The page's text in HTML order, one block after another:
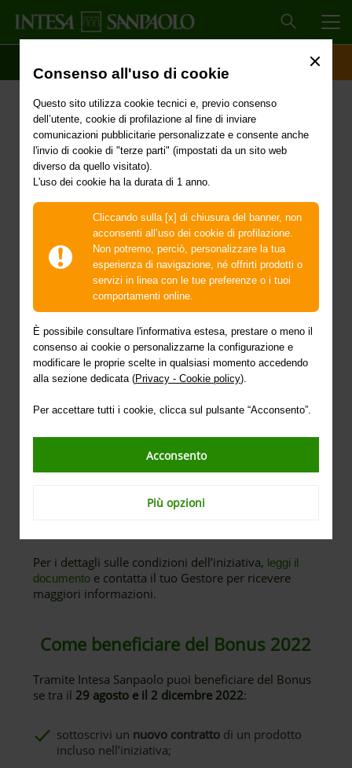
Consenso all'uso di cookie
Questo sito utilizza cookie tecnici e, previo consenso
dell’utente, cookie di profilazione al fine di inviare
comunicazioni pubblicitarie personalizzate e consente anche
l'invio di cookie di "terze parti" (impostati da un sito web
diverso da quello visitato).
L'uso dei cookie ha la durata di 1 anno.
Cliccando sulla [x] di chiusura del banner, non
acconsenti all’uso dei cookie di profilazione.
Non potremo, perciò, personalizzare la tua
esperienza di navigazione, né offrirti prodotti o
servizi in linea con le tue preferenze o i tuoi
comportamenti online.
È possibile consultare l'informativa estesa, prestare o meno il
consenso ai cookie o personalizzarne la configurazione e
modificare le proprie scelte in qualsiasi momento accedendo
alla sezione dedicata (Privacy - Cookie policy).
Per accettare tutti i cookie, clicca sul pulsante “Acconsento”.
Acconsento
Più opzioni
Bonus 2022 Intesa
Sanpaolo Life
un nuovo contratto, fai un versamento aggiuntivo o
attivi un piano di versamenti ricorrenti sugli
investimenti assicurativi di Intesa Sanpaolo Life
inclusi nell’iniziativa, puoi ricevere un Bonusdell’1%
o dell’1,50%.
Il Bonus ti sarà riconosciuto se scegli uno tra questi
Doppio CentroInsurance
Prospettiva Sostenibile
Il Bonus è inoltre esteso a tutti quei clienti che
Per i dettagli sulle condizioni dell’iniziativa, leggi il
documento e contatta il tuo Gestore per ricevere
maggiori informazioni.
Come beneficiare del Bonus 2022
Tramite Intesa Sanpaolo puoi beneficiare del Bonus
se tra il 29 agosto e il 2 dicembre 2022:
sottoscrivi un nuovo contratto di un prodotto
incluso nell’iniziativa;